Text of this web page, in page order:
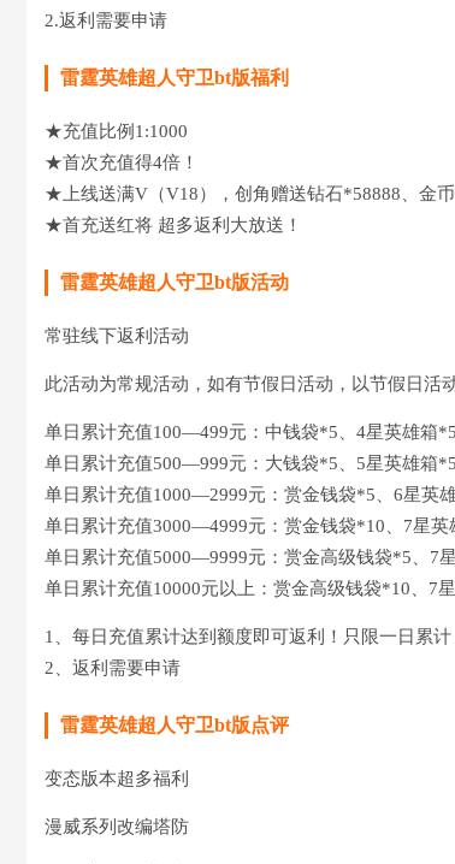
2.返利需要申请
雷霆英雄超人守卫bt版福利
★充值比例1:1000
★首次充值得4倍！
★上线送满V（V18），创角赠送钻石*58888、金
★首充送红将 超多返利大放送！
雷霆英雄超人守卫bt版活动
常驻线下返利活动
此活动为常规活动，如有节假日活动，以节假日活
单日累计充值100—499元：中钱袋*5、4星英雄箱
单日累计充值500—999元：大钱袋*5、5星英雄箱
单日累计充值1000—2999元：赏金钱袋*5、6星英
单日累计充值3000—4999元：赏金钱袋*10、7星
单日累计充值5000—9999元：赏金高级钱袋*5、7
单日累计充值10000元以上：赏金高级钱袋*10、7
1、每日充值累计达到额度即可返利！只限一日累计
2、返利需要申请
雷霆英雄超人守卫bt版点评
变态版本超多福利
漫威系列改编塔防